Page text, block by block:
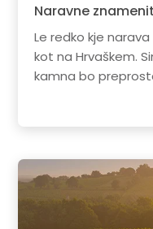
Naravne
Le redko kje
kot na Hrvaškem.
kamna bo